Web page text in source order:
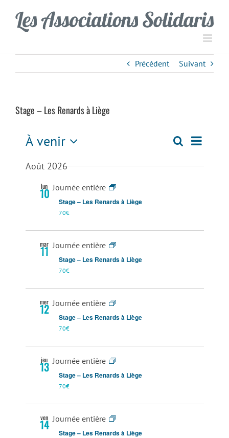
contenu
Précédent Suivant
Stage – Les Renards à Liège
Recherche
Recherche
vues
Résumé
À venir
la
date
Août 2026
lun
10 Journée entière
Stage – Les Renards à Liège
70€
mar
11 Journée entière
Stage – Les Renards à Liège
70€
mer
12 Journée entière
Stage – Les Renards à Liège
70€
jeu
13 Journée entière
Stage – Les Renards à Liège
70€
ven
14 Journée entière
Stage – Les Renards à Liège